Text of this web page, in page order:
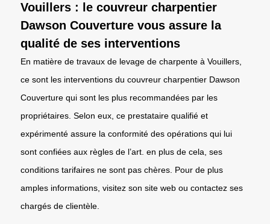
Vouillers : le couvreur charpentier
Dawson Couverture vous assure la
qualité de ses interventions
En matière de travaux de levage de charpente à Vouillers,
ce sont les interventions du couvreur charpentier Dawson
Couverture qui sont les plus recommandées par les
propriétaires. Selon eux, ce prestataire qualifié et
expérimenté assure la conformité des opérations qui lui
sont confiées aux règles de l’art. en plus de cela, ses
conditions tarifaires ne sont pas chères. Pour de plus
amples informations, visitez son site web ou contactez ses
chargés de clientèle.